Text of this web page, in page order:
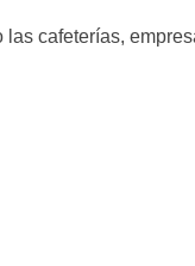
cafeterías,